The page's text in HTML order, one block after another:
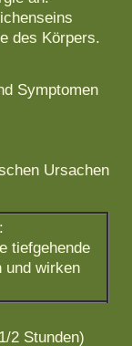
des Körpers.
Symptomen
Ursachen
tiefgehende
und wirken
2 Stunden)